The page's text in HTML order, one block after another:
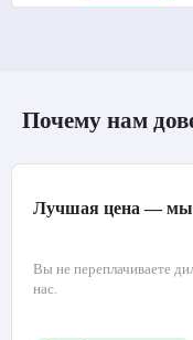
Почему нам
Лучшая цена — мы
Вы не переплачиваете
нас.